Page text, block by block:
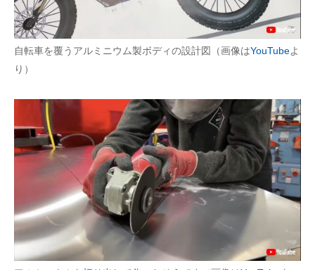
自転車を覆うアルミニウム製ボディの設計図（画像はYouTubeよ
り）